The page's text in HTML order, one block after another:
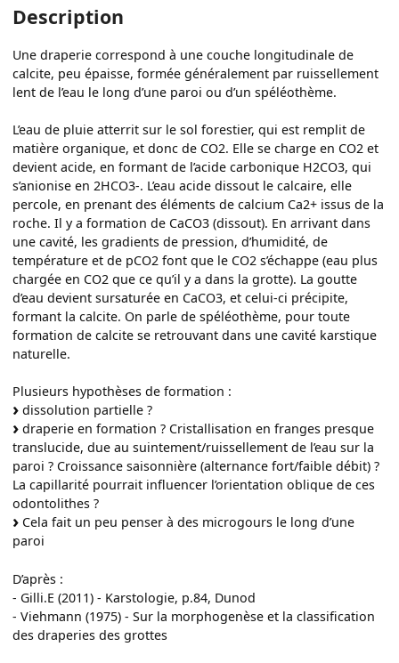
Description
Une draperie correspond à une couche longitudinale de
calcite, peu épaisse, formée généralement par ruissellement
lent de l’eau le long d’une paroi ou d’un spéléothème.
L’eau de pluie atterrit sur le sol forestier, qui est remplit de
matière organique, et donc de CO2. Elle se charge en CO2 et
devient acide, en formant de l’acide carbonique H2CO3, qui
s’anionise en 2HCO3-. L’eau acide dissout le calcaire, elle
percole, en prenant des éléments de calcium Ca2+ issus de la
roche. Il y a formation de CaCO3 (dissout). En arrivant dans
une cavité, les gradients de pression, d’humidité, de
température et de pCO2 font que le CO2 s’échappe (eau plus
chargée en CO2 que ce qu’il y a dans la grotte). La goutte
d’eau devient sursaturée en CaCO3, et celui-ci précipite,
formant la calcite. On parle de spéléothème, pour toute
formation de calcite se retrouvant dans une cavité karstique
naturelle.
Plusieurs hypothèses de formation :
dissolution partielle ?
draperie en formation ? Cristallisation en franges presque
translucide, due au suintement/ruissellement de l’eau sur la
paroi ? Croissance saisonnière (alternance fort/faible débit) ?
La capillarité pourrait influencer l’orientation oblique de ces
odontolithes ?
Cela fait un peu penser à des microgours le long d’une
paroi
D’après :
- Gilli.E (2011) - Karstologie, p.84, Dunod
- Viehmann (1975) - Sur la morphogenèse et la classification
des draperies des grottes